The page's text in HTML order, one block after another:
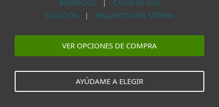
BENEFICIOS
CASOS DE USO
SOLUCIÓN
REQUISITOS DEL SISTEMA
VER OPCIONES DE COMPRA
AYÚDAME A ELEGIR